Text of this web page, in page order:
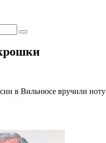
в Вильнюсе вручили ноту